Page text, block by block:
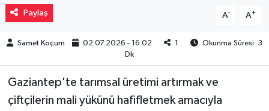
Paylaş A- A+
Samet Koçum 02.07.2026 - 16:02 1
Okunma Süresi: 3
Dk
Gaziantep'te tarımsal üretimi artırmak ve
çiftçilerin mali yükünü hafifletmek amacıyla
Sinemalar
Siyaset
Teknoloji